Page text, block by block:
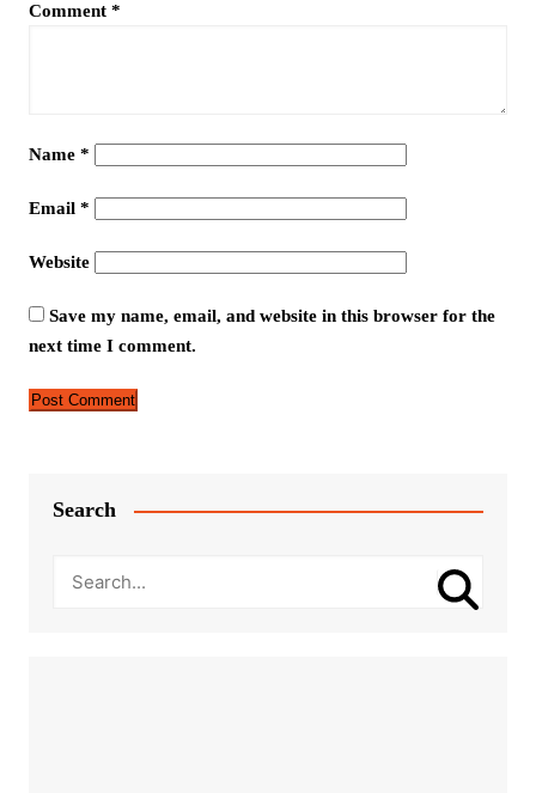
Comment *
Name *
Email *
Website
Save my name, email, and website in this browser for the
next time I comment.
Search